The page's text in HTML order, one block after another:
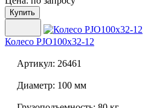
Купить
Колесо PJO100x32-12
Артикул: 26461
Диаметр: 100 мм